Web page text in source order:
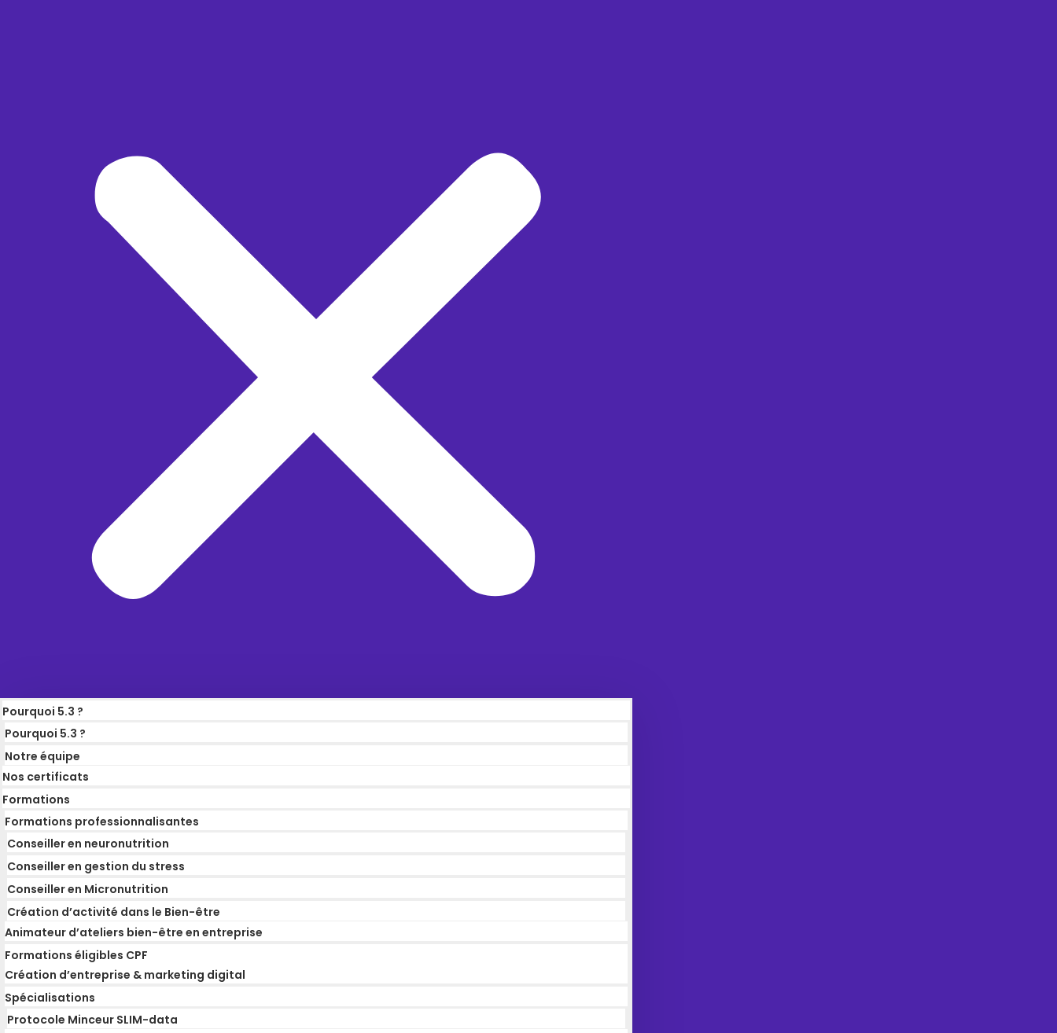
Pourquoi 5.3 ?
Pourquoi 5.3 ?
Notre équipe
Nos certificats
Formations
Formations professionnalisantes
Conseiller en neuronutrition
Conseiller en gestion du stress
Conseiller en Micronutrition
Création d’activité dans le Bien-être
Animateur d’ateliers bien-être en entreprise
Formations éligibles CPF
Création d’entreprise & marketing digital
Spécialisations
Protocole Minceur SLIM-data